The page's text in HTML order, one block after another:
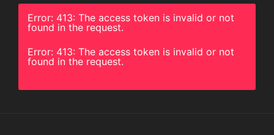
Error: 413: The access token is invalid or not
found in the request.
Error: 413: The access token is invalid or not
found in the request.